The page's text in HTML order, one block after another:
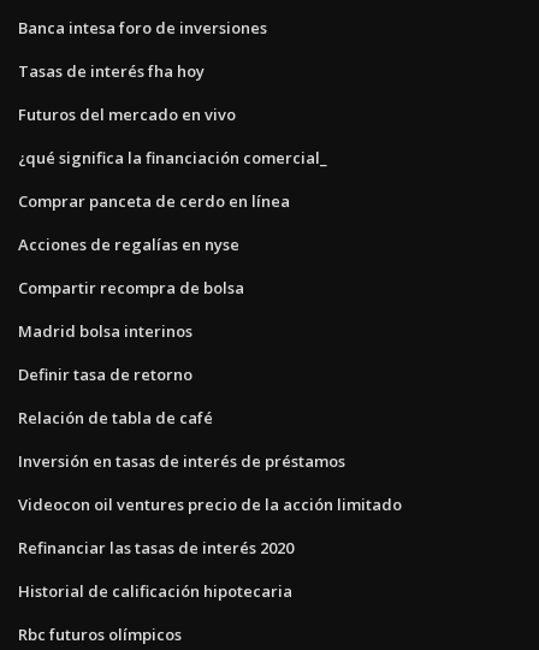
Banca intesa foro de inversiones
Tasas de interés fha hoy
Futuros del mercado en vivo
¿qué significa la financiación comercial_
Comprar panceta de cerdo en línea
Acciones de regalías en nyse
Compartir recompra de bolsa
Madrid bolsa interinos
Definir tasa de retorno
Relación de tabla de café
Inversión en tasas de interés de préstamos
Videocon oil ventures precio de la acción limitado
Refinanciar las tasas de interés 2020
Historial de calificación hipotecaria
Rbc futuros olímpicos